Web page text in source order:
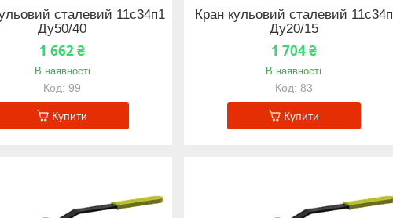
сталевий 11с34п1
Ду50/40
1 662 ₴
В наявності
99
Купити
Кран кульовий сталевий 11с34п
Ду20/15
1 704 ₴
В наявності
83
Купити